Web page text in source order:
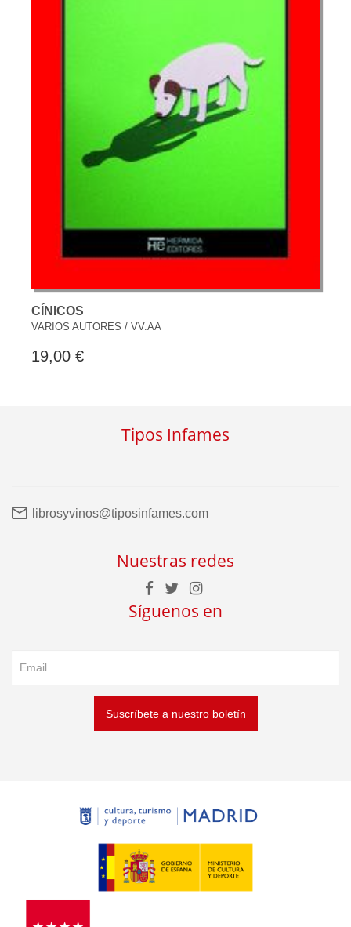
CÍNICOS
VARIOS AUTORES / VV.AA
19,00 €
Tipos Infames
librosyvinos@tiposinfames.com
Nuestras redes
Síguenos en
Suscríbete a nuestro boletín